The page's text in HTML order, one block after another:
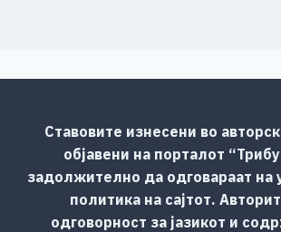
Ставовите изнесени во
објавени на порталот
задолжително да одговараат на
политика на сајтот.
одговорност за јазикот и